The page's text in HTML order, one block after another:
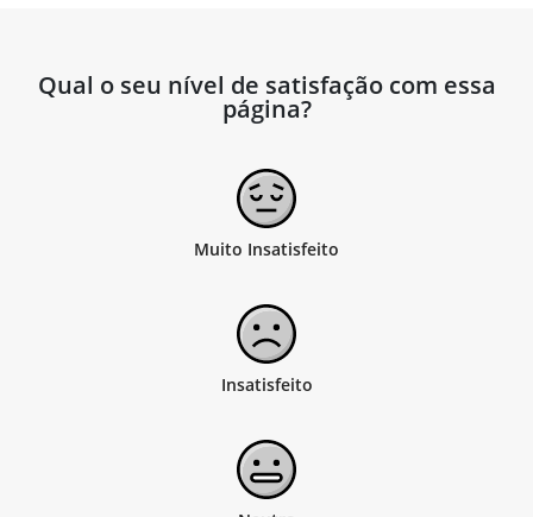
Qual o seu nível de satisfação com essa
página?